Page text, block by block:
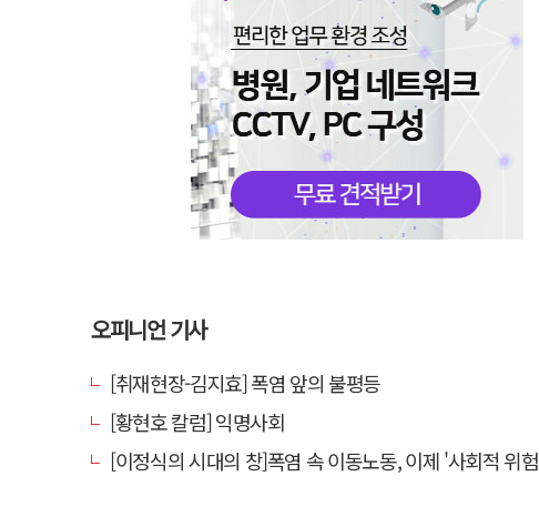
오피니언 기사
[취재현장-김지효] 폭염 앞의 불평등
[황현호 칼럼] 익명사회
[이정식의 시대의 창]폭염 속 이동노동, 이제 '사회적 위험 관리'로 전환할 때